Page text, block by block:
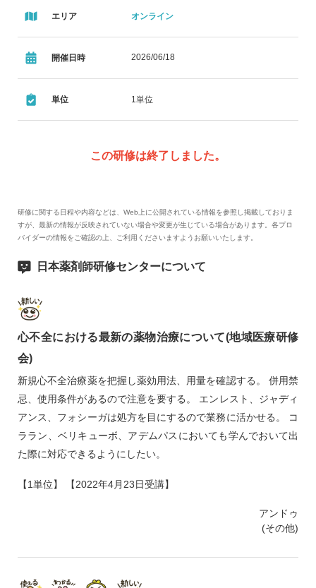
エリア オンライン
開催日時 2026/06/18
単位 1単位
この研修は終了しました。
研修に関する日程や内容などは、Web上に公開されている情報を参照し掲載しておりま
すが、最新の情報が反映されていない場合や変更が生じている場合があります。各プロ
バイダーの情報をご確認の上、ご利用くださいますようお願いいたします。
日本薬剤師研修センターについて
心不全における最新の薬物治療について(地域医療研修
会)
新規心不全治療薬を把握し薬効用法、用量を確認する。 併用禁
忌、使用条件があるので注意を要する。 エンレスト、ジャディ
アンス、フォシーガは処方を目にするので業務に活かせる。 コ
ララン、ベリキューボ、アデムパスにおいても学んでおいて出
た際に対応できるようにしたい。
【1単位】 【2022年4月23日受講】
アンドゥ
(その他)